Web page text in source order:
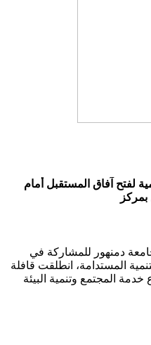
لفتح آفاق المستقبل أمام
بمركز
دمنهور للمشاركة في
المستدامة، انطلقت قافلة
المجتمع وتنمية البيئة